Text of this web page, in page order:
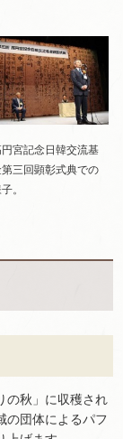
宮記念日韓交流基
三回顕彰式典での
。
の秋」に収穫され
の団体によるパフ